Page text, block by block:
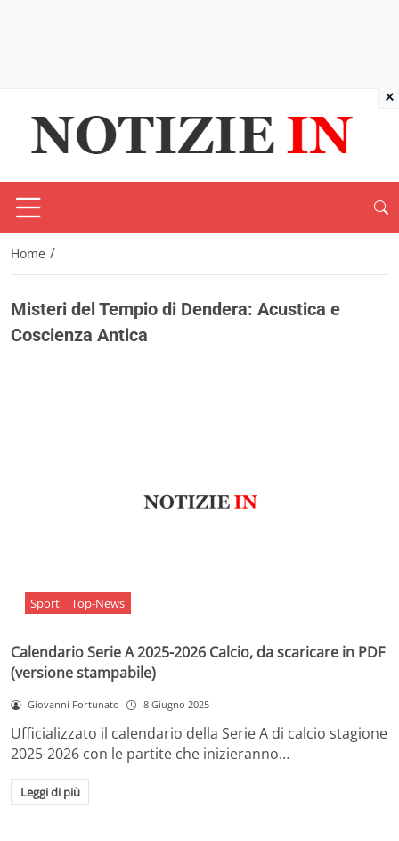
Home /
Misteri del Tempio di Dendera: Acustica e
Coscienza Antica
Sport Top-News
Calendario Serie A 2025-2026 Calcio, da scaricare in PDF
(versione stampabile)
Giovanni Fortunato 8 Giugno 2025
Ufficializzato il calendario della Serie A di calcio stagione
2025-2026 con le partite che inizieranno…
Leggi di più
×